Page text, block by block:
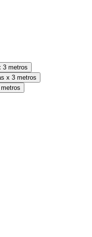
3 metros
x 3 metros